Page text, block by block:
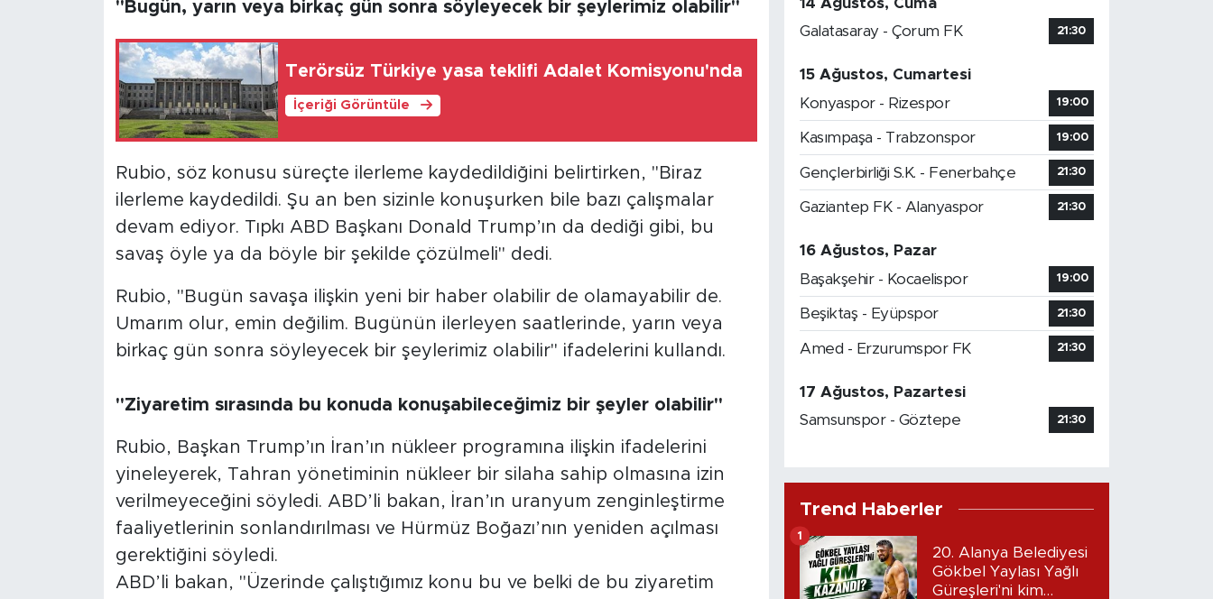
"Bugün, yarın veya birkaç gün sonra söyleyecek bir şeylerimiz olabilir"
Terörsüz Türkiye yasa teklifi Adalet Komisyonu'nda
İçeriği Görüntüle
Rubio, söz konusu süreçte ilerleme kaydedildiğini belirtirken, "Biraz
ilerleme kaydedildi. Şu an ben sizinle konuşurken bile bazı çalışmalar
devam ediyor. Tıpkı ABD Başkanı Donald Trump’ın da dediği gibi, bu
savaş öyle ya da böyle bir şekilde çözülmeli" dedi.
Rubio, "Bugün savaşa ilişkin yeni bir haber olabilir de olamayabilir de.
Umarım olur, emin değilim. Bugünün ilerleyen saatlerinde, yarın veya
birkaç gün sonra söyleyecek bir şeylerimiz olabilir" ifadelerini kullandı.
"Ziyaretim sırasında bu konuda konuşabileceğimiz bir şeyler olabilir"
Rubio, Başkan Trump’ın İran’ın nükleer programına ilişkin ifadelerini
yineleyerek, Tahran yönetiminin nükleer bir silaha sahip olmasına izin
verilmeyeceğini söyledi. ABD’li bakan, İran’ın uranyum zenginleştirme
faaliyetlerinin sonlandırılması ve Hürmüz Boğazı’nın yeniden açılması
gerektiğini söyledi.
ABD’li bakan, "Üzerinde çalıştığımız konu bu ve belki de bu ziyaretim
Galatasaray - Çorum FK
21:30
15 Ağustos, Cumartesi
Konyaspor - Rizespor
19:00
Kasımpaşa - Trabzonspor 19:00
Gençlerbirliği S.K. - Fenerbahçe 21:30
Gaziantep FK - Alanyaspor 21:30
16 Ağustos, Pazar
Başakşehir - Kocaelispor
19:00
Beşiktaş - Eyüpspor 21:30
Amed - Erzurumspor FK 21:30
17 Ağustos, Pazartesi
Samsunspor - Göztepe
21:30
Trend Haberler
20. Alanya Belediyesi
Gökbel Yaylası Yağlı
Güreşleri'ni kim
1